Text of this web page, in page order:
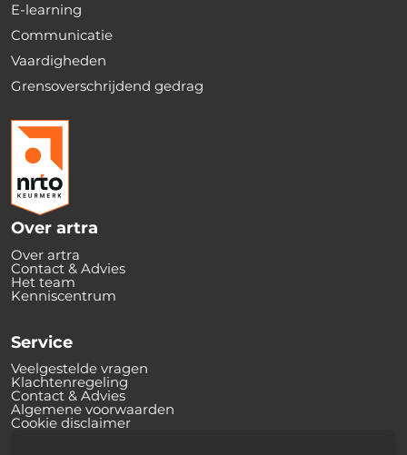
E-learning
Communicatie
Vaardigheden
Grensoverschrijdend gedrag
Over artra
Over artra
Contact & Advies
Het team
Kenniscentrum
Service
Veelgestelde vragen
Klachtenregeling
Contact & Advies
Algemene voorwaarden
Cookie disclaimer